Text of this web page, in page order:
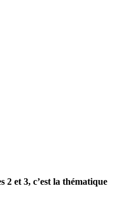
2 et 3, c’est la thématique